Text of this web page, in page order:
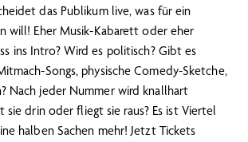
das Publikum live, was für ein
will! Eher Musik-Kabarett oder eher
ins Intro? Wird es politisch? Gibt es
Songs, physische Comedy-Sketche,
Nach jeder Nummer wird knallhart
sie drin oder fliegt sie raus? Es ist Viertel
halben Sachen mehr! Jetzt Tickets